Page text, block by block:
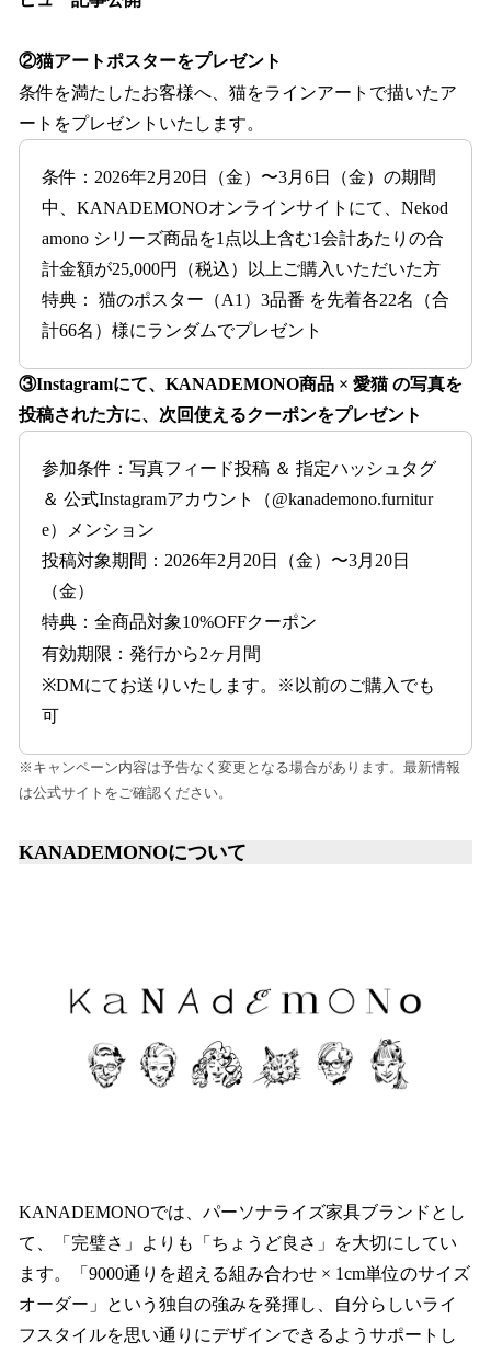
②猫アートポスターをプレゼント
条件を満たしたお客様へ、猫をラインアートで描いたア
ートをプレゼントいたします。
条件：2026年2月20日（金）〜3月6日（金）の期間
中、KANADEMONOオンラインサイトにて、Nekod
amono シリーズ商品を1点以上含む1会計あたりの合
計金額が25,000円（税込）以上ご購入いただいた方
特典： 猫のポスター（A1）3品番 を先着各22名（合
計66名）様にランダムでプレゼント
③Instagramにて、KANADEMONO商品 × 愛猫 の写真を
投稿された方に、次回使えるクーポンをプレゼント
参加条件：写真フィード投稿 ＆ 指定ハッシュタグ
＆ 公式Instagramアカウント（@kanademono.furnitur
e）メンション
投稿対象期間：2026年2月20日（金）〜3月20日
（金）
特典：全商品対象10%OFFクーポン
有効期限：発行から2ヶ月間
※DMにてお送りいたします。※以前のご購入でも
可
※キャンペーン内容は予告なく変更となる場合があります。最新情報
は公式サイトをご確認ください。
KANADEMONOについて
KANADEMONOでは、パーソナライズ家具ブランドとし
て、「完璧さ」よりも「ちょうど良さ」を大切にしてい
ます。「9000通りを超える組み合わせ × 1cm単位のサイズ
オーダー」という独自の強みを発揮し、自分らしいライ
フスタイルを思い通りにデザインできるようサポートし